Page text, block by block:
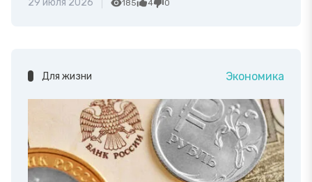
185 4 0
Для жизни Экономика